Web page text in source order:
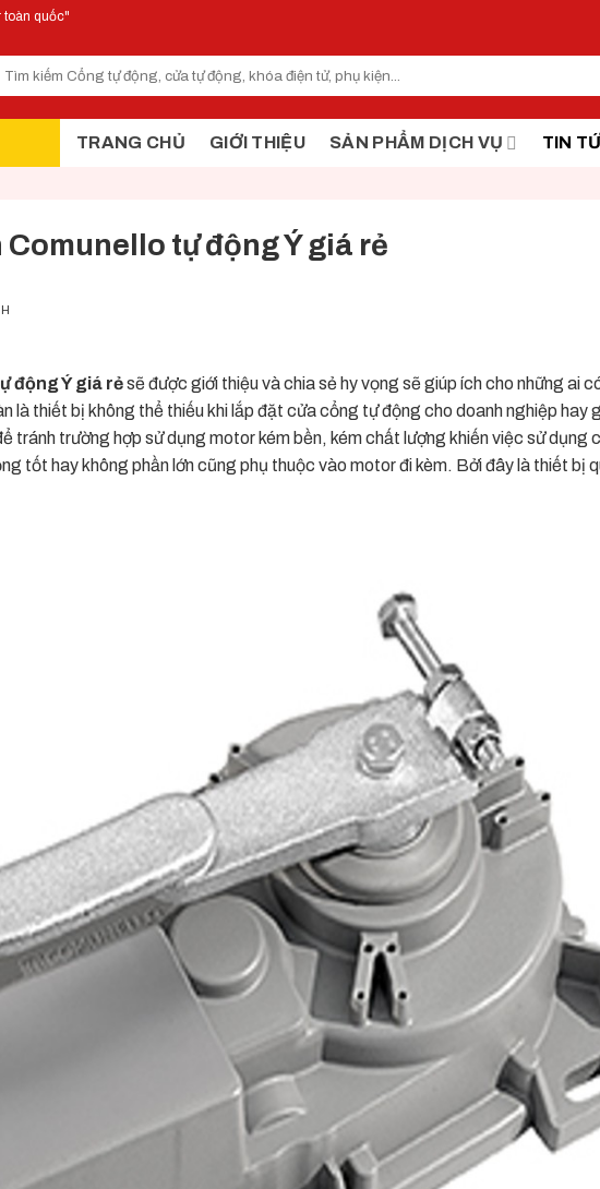
toàn quốc"
TRANG CHỦ GIỚI THIỆU SẢN PHẨM DỊCH VỤ TIN
tự động Ý giá rẻ
động Ý giá rẻsẽ được giới thiệu và chia sẻ hy vọng sẽ giúp ích cho những ai
là thiết bị không thể thiếu khi lắp đặt cửa cổng tự động cho doanh nghiệp hay
tránh trường hợp sử dụng motor kém bền, kém chất lượng khiến việc sử dụng
tốt hay không phần lớn cũng phụ thuộc vào motor đi kèm. Bởi đây là thiết bị